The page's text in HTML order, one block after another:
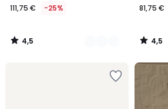
111,75 € -25%
4,5
/
81,75 €
4,5
/